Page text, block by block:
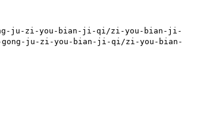
wan-gong-ju-zi-you-bian-ji-qi/zi-you-bian-ji-
gong-ju-zi-you-bian-ji-qi/zi-you-bian-